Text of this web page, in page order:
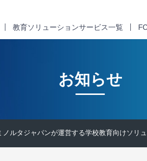
教育ソリューションサービス一覧
お知らせ
ノルタジャパンが運営する学校教育向けソリ